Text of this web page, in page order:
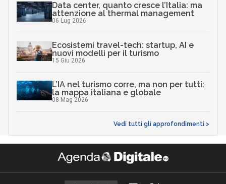
Data center, quanto cresce l’Italia: ma
attenzione al thermal management
06 Lug 2026
Ecosistemi travel-tech: startup, AI e
nuovi modelli per il turismo
15 Giu 2026
L’IA nel turismo corre, ma non per tutti:
la mappa italiana e globale
08 Mag 2026
Vedi tutti gli approfondimenti >